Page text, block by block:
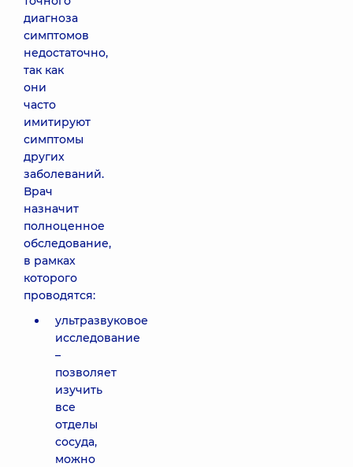
диагноза
симптомов
недостаточно,
так как
они
часто
имитируют
симптомы
других
заболеваний.
Врач
назначит
полноценное
обследование,
в рамках
которого
проводятся:
ультразвуковое
исследование
–
позволяет
изучить
все
отделы
сосуда,
можно